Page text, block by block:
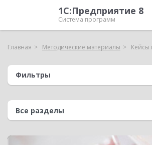
1С:Предприятие 8
Система программ
Главная Методические материалы Кейсы
Фильтры